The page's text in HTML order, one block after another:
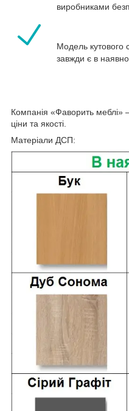
виробниками
Модель кутового
завжди є в
Компанія «Фаворить меблі»
ціни та якості.
Матеріали ДСП: